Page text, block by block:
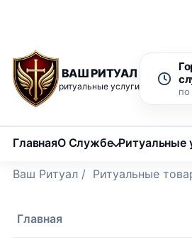
ВАШ РИТУАЛ
ритуальные услуги
ГлавнаяО Службе Ритуальные
Ваш Ритуал / Ритуальные
Главная